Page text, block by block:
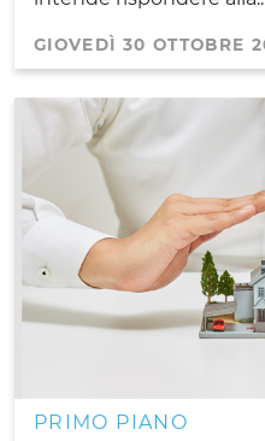
GIOVEDÌ 30 OTTOBRE
PRIMO PIANO